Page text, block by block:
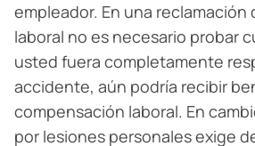
empleador. En una
laboral no es necesario probar
usted fuera completamente
accidente, aún podría recibir
compensación laboral. En
por lesiones personales exige